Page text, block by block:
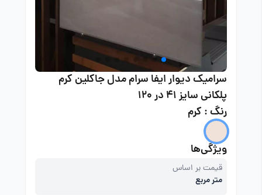
سرامیک دیوار ایفا سرام مدل جاکلین کرم
پلکانی سایز 41 در 120
رنگ : کرم
ویژگی‌ها
قیمت بر اساس
متر مربع